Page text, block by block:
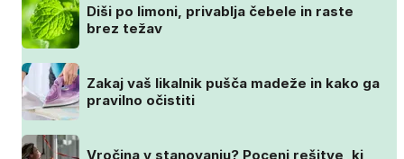
Diši po limoni, privablja čebele in raste
brez težav
Zakaj vaš likalnik pušča madeže in kako ga
pravilno očistiti
Vročina v stanovanju? Poceni rešitve, ki